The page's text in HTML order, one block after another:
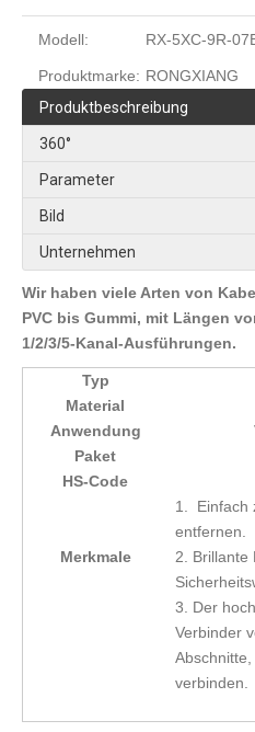
Modell: RX-5XC-9R-
Produktmarke: RONGXIANG
Produktbeschreibung
360°
Parameter
Bild
Unternehmen
Wir haben viele Arten von
PVC bis Gummi, mit Längen
1/2/3/5-Kanal-Ausführungen.
Typ
Material
Anwendung
Paket
HS-Code
Merkmale
1. Einfach
entfernen.
2. Brillante
3. Der
Verbinder
verbinden.